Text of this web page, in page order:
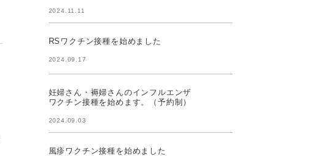
2024.11.11
RSワクチン接種を始めました
2024.09.17
妊婦さん・褥婦さんのインフルエンザ
ワクチン接種を始めます。（予約制）
2024.09.03
風疹ワクチン接種を始めました